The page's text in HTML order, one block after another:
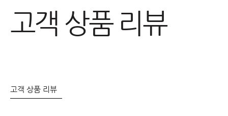
고객 상품 리뷰
고객 상품 리뷰